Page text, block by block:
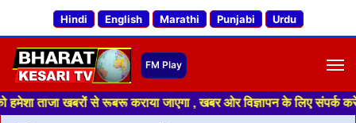
Hindi English Marathi Punjabi Urdu
खबरों से रूबरू कराया जाएगा , खबर ओर विज्ञापन के लिए संपर्क करे +91